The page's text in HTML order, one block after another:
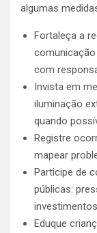
algumas
Fortaleça a
com
Invista em
iluminação
quando
Registre
mapear
Participe de
públicas:
Eduque